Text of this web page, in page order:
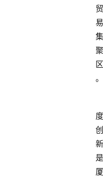
贸
易
集
聚
区
。
度
创
新
是
厦